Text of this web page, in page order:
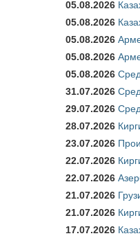
05.08.2026
05.08.2026
05.08.2026
05.08.2026
05.08.2026
31.07.2026
29.07.2026
28.07.2026
23.07.2026
22.07.2026
22.07.2026
21.07.2026
21.07.2026
17.07.2026